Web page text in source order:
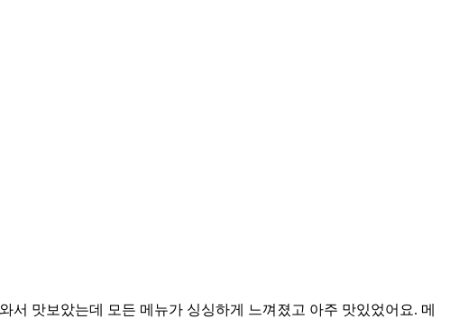
맛보았는데 모든 메뉴가 싱싱하게 느껴졌고 아주 맛있었어요. 메